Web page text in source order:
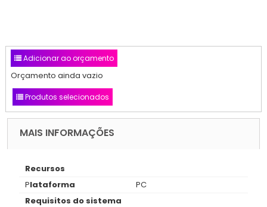
Adicionar ao orçamento
Orçamento ainda vazio
Produtos selecionados
MAIS INFORMAÇÕES
Recursos
Plataforma
PC
Requisitos do sistema